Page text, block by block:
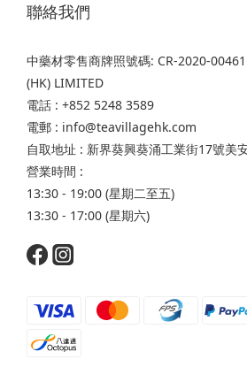
聯絡我們
中藥材零售商牌照號碼: CR-2020-00461
(HK) LIMITED
電話 : +852 5248 3589
電郵 : info@teavillagehk.com
自取地址 : 新界葵興葵涌工業街17號美
營業時間 :
13:30 - 19:00 (星期二至五)
13:30 - 17:00 (星期六)